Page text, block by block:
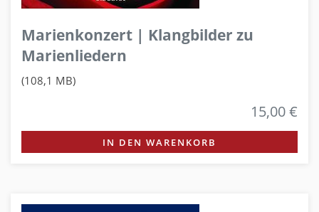
Marienkonzert | Klangbilder zu
Marienliedern
(108,1 MB)
15,00 €
IN DEN WARENKORB